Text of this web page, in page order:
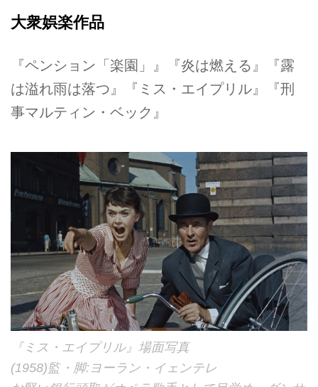
大衆娯楽作品
『ペンション「楽園」』『炎は燃える』『露
は溢れ雨は落つ』『ミス・エイプリル』『刑
事マルティン・ベック』
『ミス・エイプリル』場面写真
(1958)監・脚:ヨーラン・イェンテレ